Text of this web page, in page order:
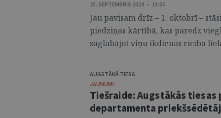
23. SEPTEMBRIS 2024 • 13:05
Jau pavisam drīz – 1. oktobrī –
piedziņas kārtībā, kas paredz
saglabājot viņu ikdienas rīcībā
AUGSTĀKĀ TIESA
JAUNUMI
Tiešraide: Augstākās
departamenta